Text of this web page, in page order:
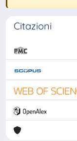
Citazioni